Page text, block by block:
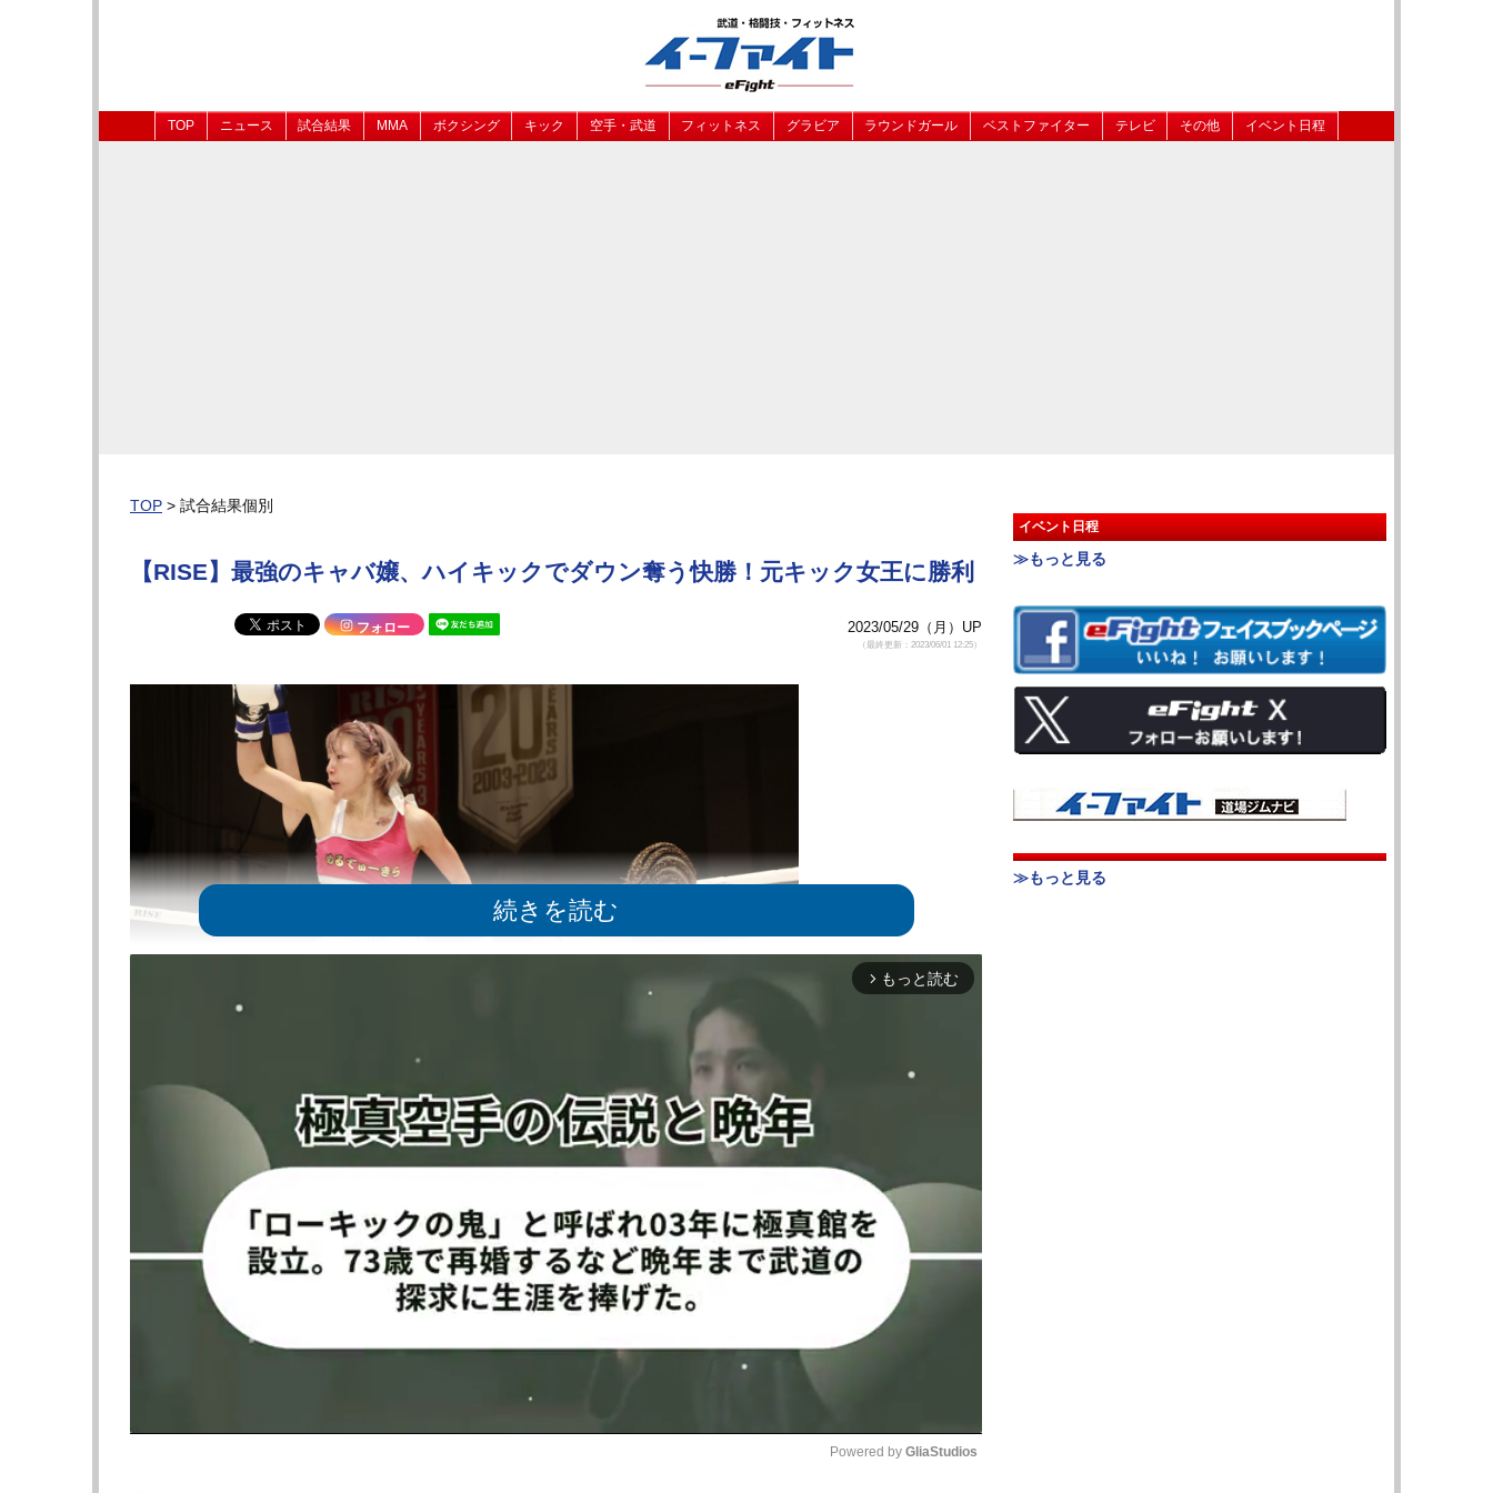
TOP ニュース 試合結果 MMA ボクシング キック 空手・武道 フィットネス グラビア ラウンドガール ベストファイター テレビ その他 イベント日程
TOP > 試合結果個別
【RISE】最強のキャバ嬢、ハイキックでダウン奪う快勝！元キック女王に勝利
フォロー 2023/05/29（月）UP
（最終更新：2023/06/01 12:25）
Meltyが右ハイキックでダウン奪う
RISEクリエーション
『RISE168』
2023年5月28日（日）東京・後楽園ホール
▼第4試合 フライ級（-52kg） 3分3R延長1R
●YAYAウィラサクレック（WSRフェアテックス/同級4位、初代J-GIRLSスーパーフライ級王者）
arrow_forward_ios もっと読む
Powered by GliaStudios
イベント日程
≫もっと見る
≫もっと見る